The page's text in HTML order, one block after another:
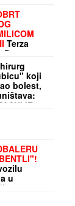
Terza
puta
se kao
koji
bolest,
za
u